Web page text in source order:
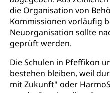
die Organisation von
Kommissionen vorläufig
Neuorganisation sollte
geprüft werden.
Die Schulen in Pfeffikon
bestehen bleiben, weil
mit Zukunft" oder
Angebote
Mobilität
Schiene und
Schienenverkehr,
Transportmittel,
Schifffahrt